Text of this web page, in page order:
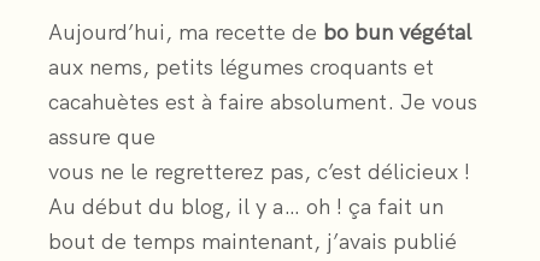
Aujourd’hui, ma recette de bo bun végétal
aux nems, petits légumes croquants et
cacahuètes est à faire absolument. Je vous
assure que
vous ne le regretterez pas, c’est délicieux !
Au début du blog, il y a… oh ! ça fait un
bout de temps maintenant, j’avais publié